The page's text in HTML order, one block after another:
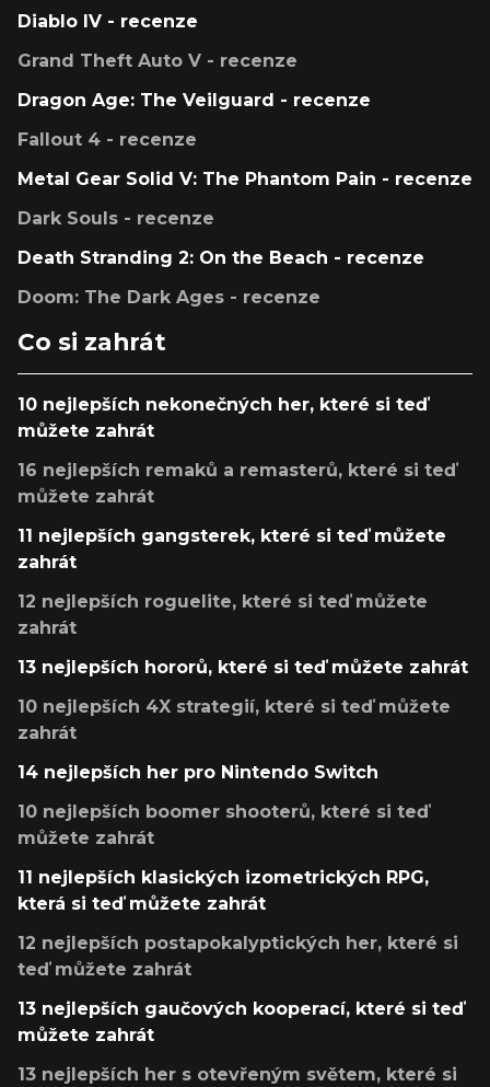
Diablo IV - recenze
Grand Theft Auto V - recenze
Dragon Age: The Veilguard - recenze
Fallout 4 - recenze
Metal Gear Solid V: The Phantom Pain - recenze
Dark Souls - recenze
Death Stranding 2: On the Beach - recenze
Doom: The Dark Ages - recenze
Co si zahrát
10 nejlepších nekonečných her, které si teď
můžete zahrát
16 nejlepších remaků a remasterů, které si teď
můžete zahrát
11 nejlepších gangsterek, které si teď můžete
zahrát
12 nejlepších roguelite, které si teď můžete
zahrát
13 nejlepších hororů, které si teď můžete zahrát
10 nejlepších 4X strategií, které si teď můžete
zahrát
14 nejlepších her pro Nintendo Switch
10 nejlepších boomer shooterů, které si teď
můžete zahrát
11 nejlepších klasických izometrických RPG,
která si teď můžete zahrát
12 nejlepších postapokalyptických her, které si
teď můžete zahrát
13 nejlepších gaučových kooperací, které si teď
můžete zahrát
13 nejlepších her s otevřeným světem, které si